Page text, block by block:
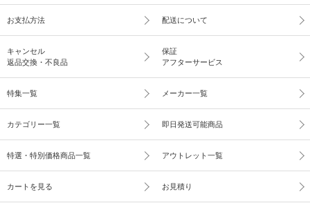
お支払方法 配送について
キャンセル
返品交換・不良品
保証
アフターサービス
特集一覧 メーカー一覧
カテゴリー一覧 即日発送可能商品
特選・特別価格商品一覧 アウトレット一覧
カートを見る お見積り